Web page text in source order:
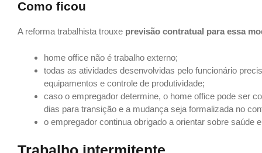
Como ficou
A reforma trabalhista trouxe previsão contratual para essa
home office não é trabalho externo;
todas as atividades desenvolvidas pelo funcionário
equipamentos e controle de produtividade;
caso o empregador determine, o home office pode ser
dias para transição e a mudança seja formalizada no
o empregador continua obrigado a orientar sobre saúde